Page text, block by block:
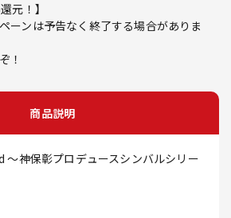
元！】
ーンは予告なく終了する場合がありま
！
商品説明
～神保彰プロデュースシンバルシリー